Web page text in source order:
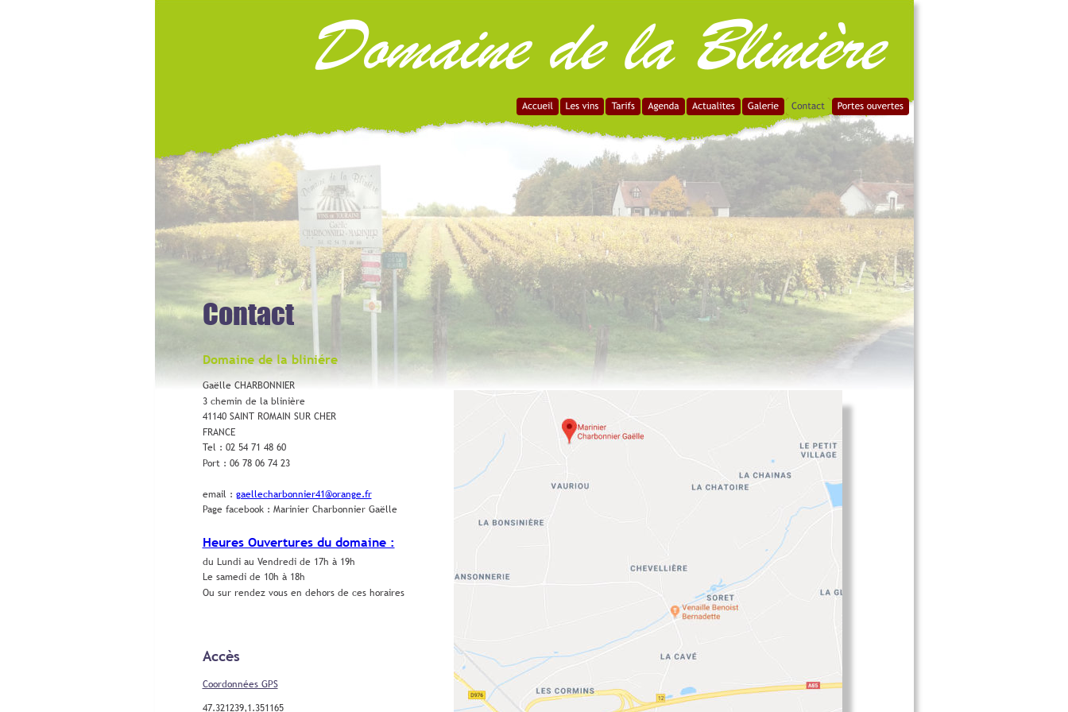
Contact
Domaine de la bliniére
Gaëlle CHARBONNIER
3 chemin de la blinière
41140 SAINT ROMAIN SUR CHER
FRANCE
Tel : 02 54 71 48 60
Port : 06 78 06 74 23
email : gaellecharbonnier41@orange.fr
Page facebook : Marinier Charbonnier Gaëlle
Heures Ouvertures du domaine :
du Lundi au Vendredi de 17h à 19h
Le samedi de 10h à 18h
Ou sur rendez vous en dehors de ces horaires
Accès
Coordonnées GPS
47.321239,1.351165
Domaine de la Blinière